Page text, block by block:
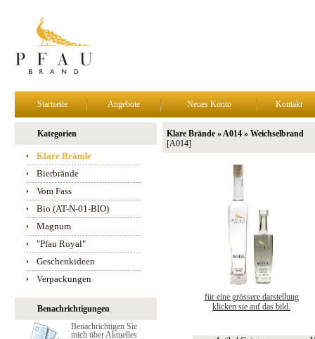
Startseite Angebote Neues Konto Kontakt
Kategorien
Klare Brände
Bierbrände
Vom Fass
Bio (AT-N-01-BIO)
Magnum
"Pfau Royal"
Geschenkideen
Verpackungen
Benachrichtigungen
Benachrichtigen Sie
mich über Aktuelles
Klare Brände » A014 » Weichselbrand
[A014]
für eine grössere darstellung
klicken sie auf das bild.